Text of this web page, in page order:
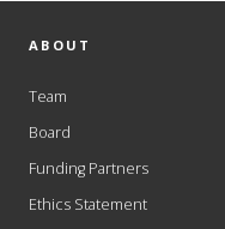
ABOUT
Team
Board
Funding Partners
Ethics Statement